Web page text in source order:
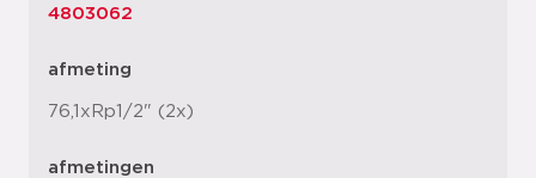
4803062
afmeting
76,1xRp1/2" (2x)
afmetingen